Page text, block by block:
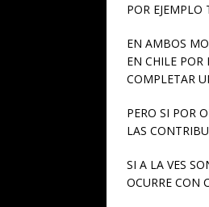
POR
EN AMBOS
EN CHILE POR
COMPLETAR
PERO SI POR
LAS
SI A LA VES
OCURRE CON